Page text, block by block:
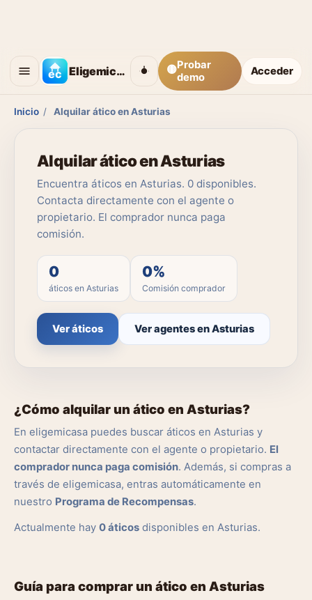
Eligemicasa 🟡Probar
demo
Acceder
Inicio / Alquilar ático en Asturias
Alquilar ático en Asturias
Encuentra áticos en Asturias. 0 disponibles.
Contacta directamente con el agente o
propietario. El comprador nunca paga
comisión.
0
áticos en Asturias
0%
Comisión comprador
Ver áticos Ver agentes en Asturias
¿Cómo alquilar un ático en Asturias?
En eligemicasa puedes buscar áticos en Asturias y
contactar directamente con el agente o propietario. El
comprador nunca paga comisión. Además, si compras a
través de eligemicasa, entras automáticamente en
nuestro Programa de Recompensas.
Actualmente hay 0 áticos disponibles en Asturias.
Guía para comprar un ático en Asturias